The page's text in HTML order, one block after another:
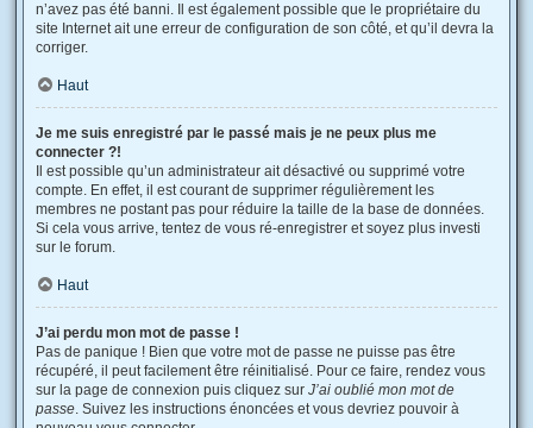
n’avez pas été banni. Il est également possible que le propriétaire du
site Internet ait une erreur de configuration de son côté, et qu’il devra la
corriger.
Haut
Je me suis enregistré par le passé mais je ne peux plus me
connecter ?!
Il est possible qu’un administrateur ait désactivé ou supprimé votre
compte. En effet, il est courant de supprimer régulièrement les
membres ne postant pas pour réduire la taille de la base de données.
Si cela vous arrive, tentez de vous ré-enregistrer et soyez plus investi
sur le forum.
Haut
J’ai perdu mon mot de passe !
Pas de panique ! Bien que votre mot de passe ne puisse pas être
récupéré, il peut facilement être réinitialisé. Pour ce faire, rendez vous
sur la page de connexion puis cliquez sur J’ai oublié mon mot de
passe. Suivez les instructions énoncées et vous devriez pouvoir à